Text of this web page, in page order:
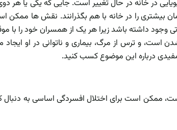
در خانه در حال تغییر است. جایی که یکی یا
بیشتری را در خانه با هم بگذرانند. نقش ها ممکن
داشته باشد زیرا هر یک از همسران خود را با
و ترس از مرگ، بیماری و ناتوانی در او ایجاد
مفیدی درباره این موضوع کسب کنید.
ممکن است برای اختلال افسردگی اساسی به